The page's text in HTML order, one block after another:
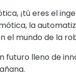
¡tú eres el
la
el mundo de la
futuro lleno de